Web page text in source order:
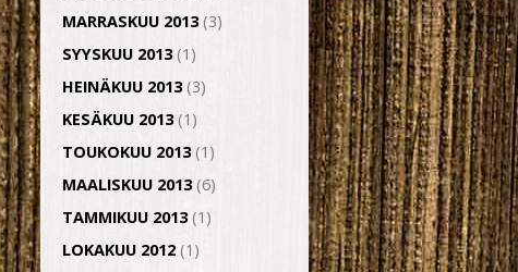
MARRASKUU 2013(3)
SYYSKUU 2013(1)
HEINÄKUU 2013(3)
KESÄKUU 2013(1)
TOUKOKUU 2013(1)
MAALISKUU 2013(6)
TAMMIKUU 2013(1)
LOKAKUU 2012 (1)